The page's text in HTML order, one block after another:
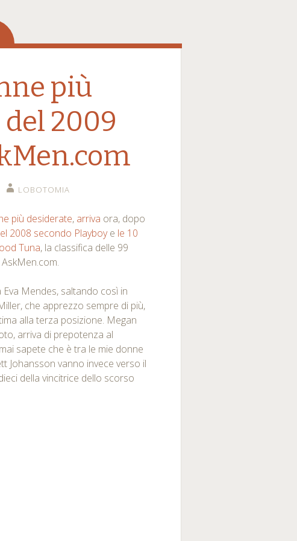
più
2009
LOBOTOMIA
più desiderate, arriva ora, dopo
2008 secondo Playboye le 10
Tuna, la classifica delle 99
Mendes, saltando così in
che apprezzo sempre di più,
alla terza posizione. Megan
arriva di prepotenza al
sapete che è tra le mie donne
Johansson vanno invece verso il
della vincitrice dello scorso